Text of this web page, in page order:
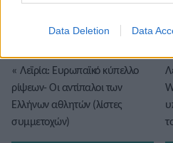
Data Deletion Data
★★★★★
« Λεϊρία: Ευρωπαϊκό κύπελλο
ρίψεων- Οι αντίπαλοι των
Ελλήνων αθλητών (λίστες
συμμετοχών)